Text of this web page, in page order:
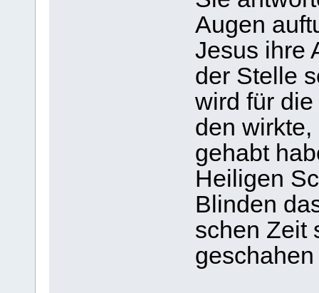
Augen
Jesus ihre
der Stelle
wird für
den
gehabt
Hei­li­gen
Blin­den
schen Zeit